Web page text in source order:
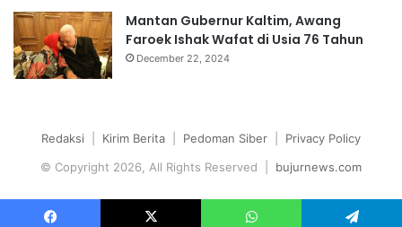
Mantan Gubernur Kaltim, Awang
Faroek Ishak Wafat di Usia 76 Tahun
December 22, 2024
Redaksi Kirim Berita Pedoman Siber
Privacy Policy
© Copyright 2026, All Rights Reserved | bujurnews.com